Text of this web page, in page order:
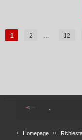
1 2 … 12
Homepage